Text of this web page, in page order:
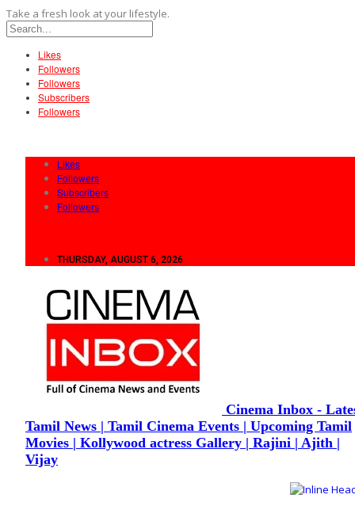
Take a fresh look at your lifestyle.
Likes
Followers
Followers
Subscribers
Followers
Likes
Followers
Subscribers
Followers
THURSDAY, AUGUST 6, 2026
Cinema Inbox -
Tamil News | Tamil Cinema Events | Upcoming Tamil
Movies | Kollywood actress Gallery | Rajini | Ajith |
Vijay